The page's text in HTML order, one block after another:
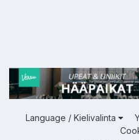
Language / Kielivalinta